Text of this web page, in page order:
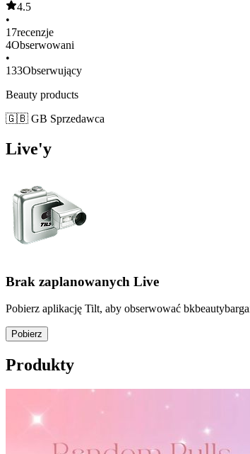
4.5
•
17recenzje
4Obserwowani
•
133Obserwujący
Beauty products
🇬🇧 GB Sprzedawca
Live'y
Brak zaplanowanych Live
Pobierz aplikację Tilt, aby obserwować
Pobierz
Produkty